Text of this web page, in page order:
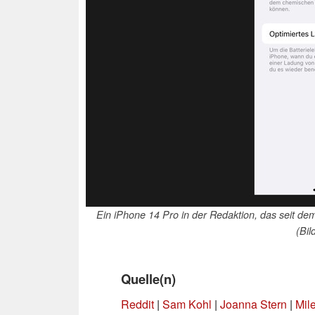
Ein iPhone 14 Pro in der Redaktion, das seit
Quelle(n)
Reddit | Sam Kohl | Joanna Stern |